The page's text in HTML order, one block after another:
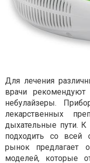
Для лечения
врачи рекомендуют
небулайзеры.
лекарственных
дыхательные пути. К
подходить со всей
рынок предлагает
моделей, которые